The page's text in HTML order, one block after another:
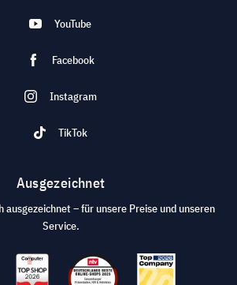
YouTube
Facebook
Instagram
TikTok
Ausgezeichnet
ausgezeichnet – für unsere Preise und unseren
Service.